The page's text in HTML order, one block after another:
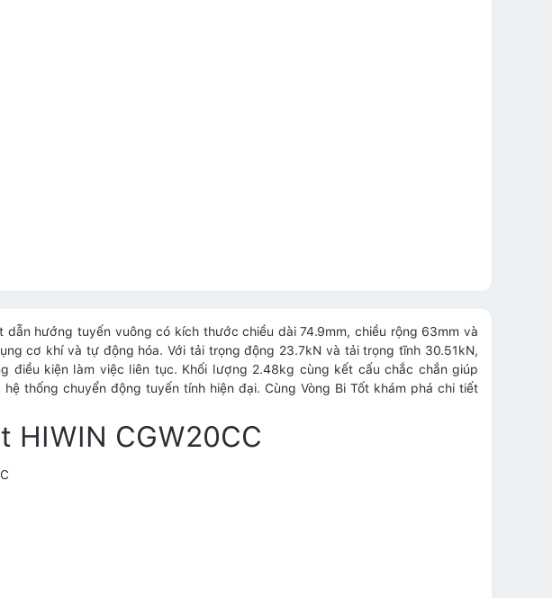
dẫn hướng tuyến vuông có kích thước chiều dài 74.9mm, chiều rộng 63mm và
cơ khí và tự động hóa. Với tải trọng động 23.7kN và tải trọng tĩnh 30.51kN,
điều kiện làm việc liên tục. Khối lượng 2.48kg cùng kết cấu chắc chắn giúp
thống chuyển động tuyến tính hiện đại. Cùng Vòng Bi Tốt khám phá chi tiết
CGW20CC